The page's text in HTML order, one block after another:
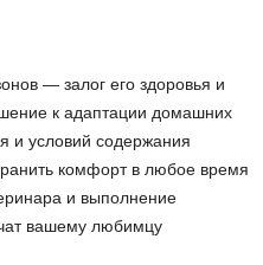
— залог его здоровья и
к адаптации домашних
и условий содержания
комфорт в любое время
и выполнение
вашему любимцу